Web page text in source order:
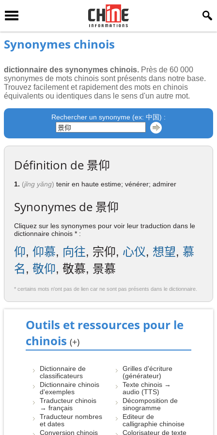
Synonymes chinois
dictionnaire des synonymes chinois. Près de 60 000
synonymes de mots chinois sont présents dans notre base.
Trouvez facilement et rapidement des mots en chinois
équivalents ou identiques dans le sens d'un autre mot.
Rechercher un synonyme (ex: 中国) :
Définition de 景仰
1. (jǐng yǎng) tenir en haute estime; vénérer; admirer
Synonymes de 景仰
Cliquez sur les synonymes pour voir leur traduction dans le
dictionnaire chinois * :
仰, 仰慕, 向往, 宗仰, 心仪, 想望, 慕
名, 敬仰, 敬慕, 景慕
* certains mots n'ont pas de lien car ne sont pas présents dans le dictionnaire.
Outils et ressources pour le
chinois (+)
Dictionnaire de
classificateurs
Dictionnaire chinois
d'exemples
Traducteur chinois
→ français
Traducteur nombres
et dates
Conversion chinois
Grilles d'écriture
(générateur)
Texte chinois →
audio (TTS)
Décomposition de
sinogramme
Editeur de
calligraphie chinoise
Colorisateur de texte